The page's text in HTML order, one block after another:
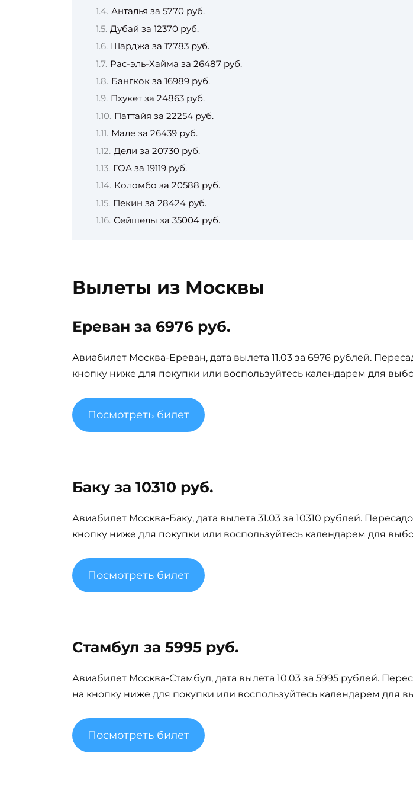
Анталья за 5770 руб.
Дубай за 12370 руб.
Шарджа за 17783 руб.
Рас-эль-Хайма за 26487 руб.
Бангкок за 16989 руб.
Пхукет за 24863 руб.
Паттайя за 22254 руб.
Мале за 26439 руб.
Дели за 20730 руб.
ГОА за 19119 руб.
Коломбо за 20588 руб.
Пекин за 28424 руб.
Сейшелы за 35004 руб.
Вылеты из Москвы
Ереван за 6976 руб.
Авиабилет Москва-Ереван, дата вылета 11.03 за 6976 рублей.
кнопку ниже для покупки или воспользуйтесь календарем для
Посмотреть билет
Баку за 10310 руб.
Авиабилет Москва-Баку, дата вылета 31.03 за 10310 рублей.
кнопку ниже для покупки или воспользуйтесь календарем для
Посмотреть билет
Стамбул за 5995 руб.
Авиабилет Москва-Стамбул, дата вылета 10.03 за 5995 рублей.
на кнопку ниже для покупки или воспользуйтесь календарем для
Посмотреть билет